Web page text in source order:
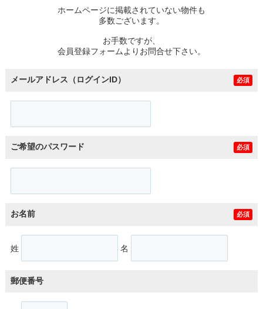
ホームページに掲載されていない物件も
多数ございます。
お手数ですが、
会員登録フォームよりお問合せ下さい。
メールアドレス（ログインID） 必須
ご希望のパスワード 必須
お名前 必須
姓 名
郵便番号